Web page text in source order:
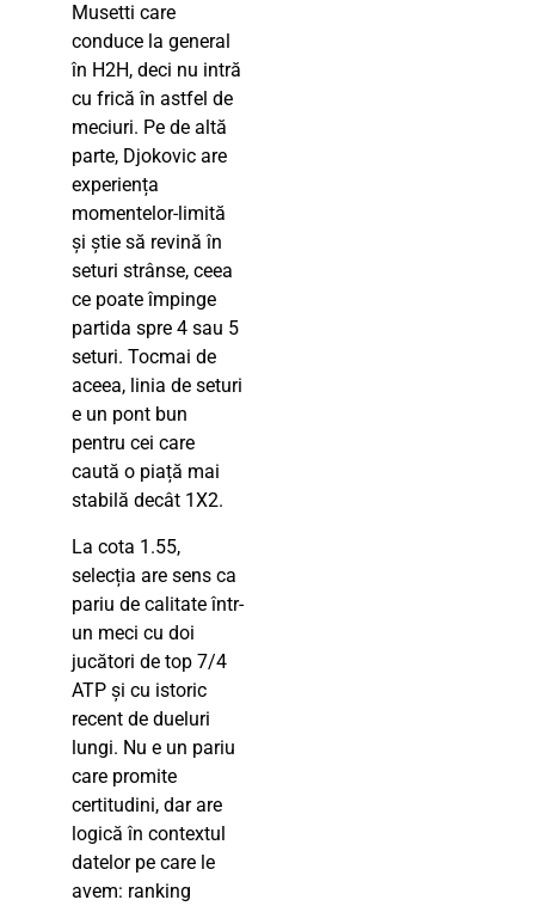
Musetti care
conduce la general
în H2H, deci nu intră
cu frică în astfel de
meciuri. Pe de altă
parte, Djokovic are
experiența
momentelor-limită
și știe să revină în
seturi strânse, ceea
ce poate împinge
partida spre 4 sau 5
seturi. Tocmai de
aceea, linia de seturi
e un pont bun
pentru cei care
caută o piață mai
stabilă decât 1X2.
La cota 1.55,
selecția are sens ca
pariu de calitate într-
un meci cu doi
jucători de top 7/4
ATP și cu istoric
recent de dueluri
lungi. Nu e un pariu
care promite
certitudini, dar are
logică în contextul
datelor pe care le
avem: ranking